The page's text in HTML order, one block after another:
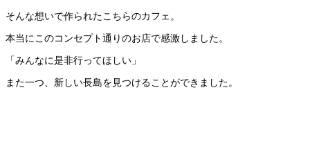
そんな想いで作られたこちらのカフェ。
本当にこのコンセプト通りのお店で感激しました。
「みんなに是非行ってほしい」
また一つ、新しい長島を見つけることができました。